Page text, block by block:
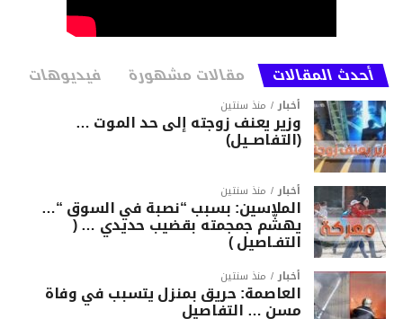
أحدث المقالات مقالات مشهورة فيديوهات
أخبار منذ سنتين
وزير يعنف زوجته إلى حد الموت …
(التفاصــيل)
أخبار منذ سنتين
الملاسين: بسبب “نصبة في السوق “…
يهشّم جمجمته بقضيب حديدي … (
التفـاصيل )
أخبار منذ سنتين
العاصمة: حريق بمنزل يتسبب في وفاة
مسن … التفاصيل